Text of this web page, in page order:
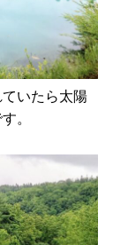
いたら太陽
。